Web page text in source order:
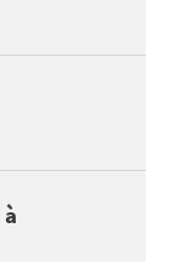
à Moltifao para
Losari à
.
del
à Moltifao :